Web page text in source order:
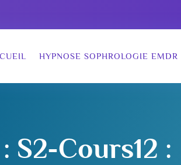
HYPNOSE SOPHROLOGIE EMDR
S2-Cours12 :